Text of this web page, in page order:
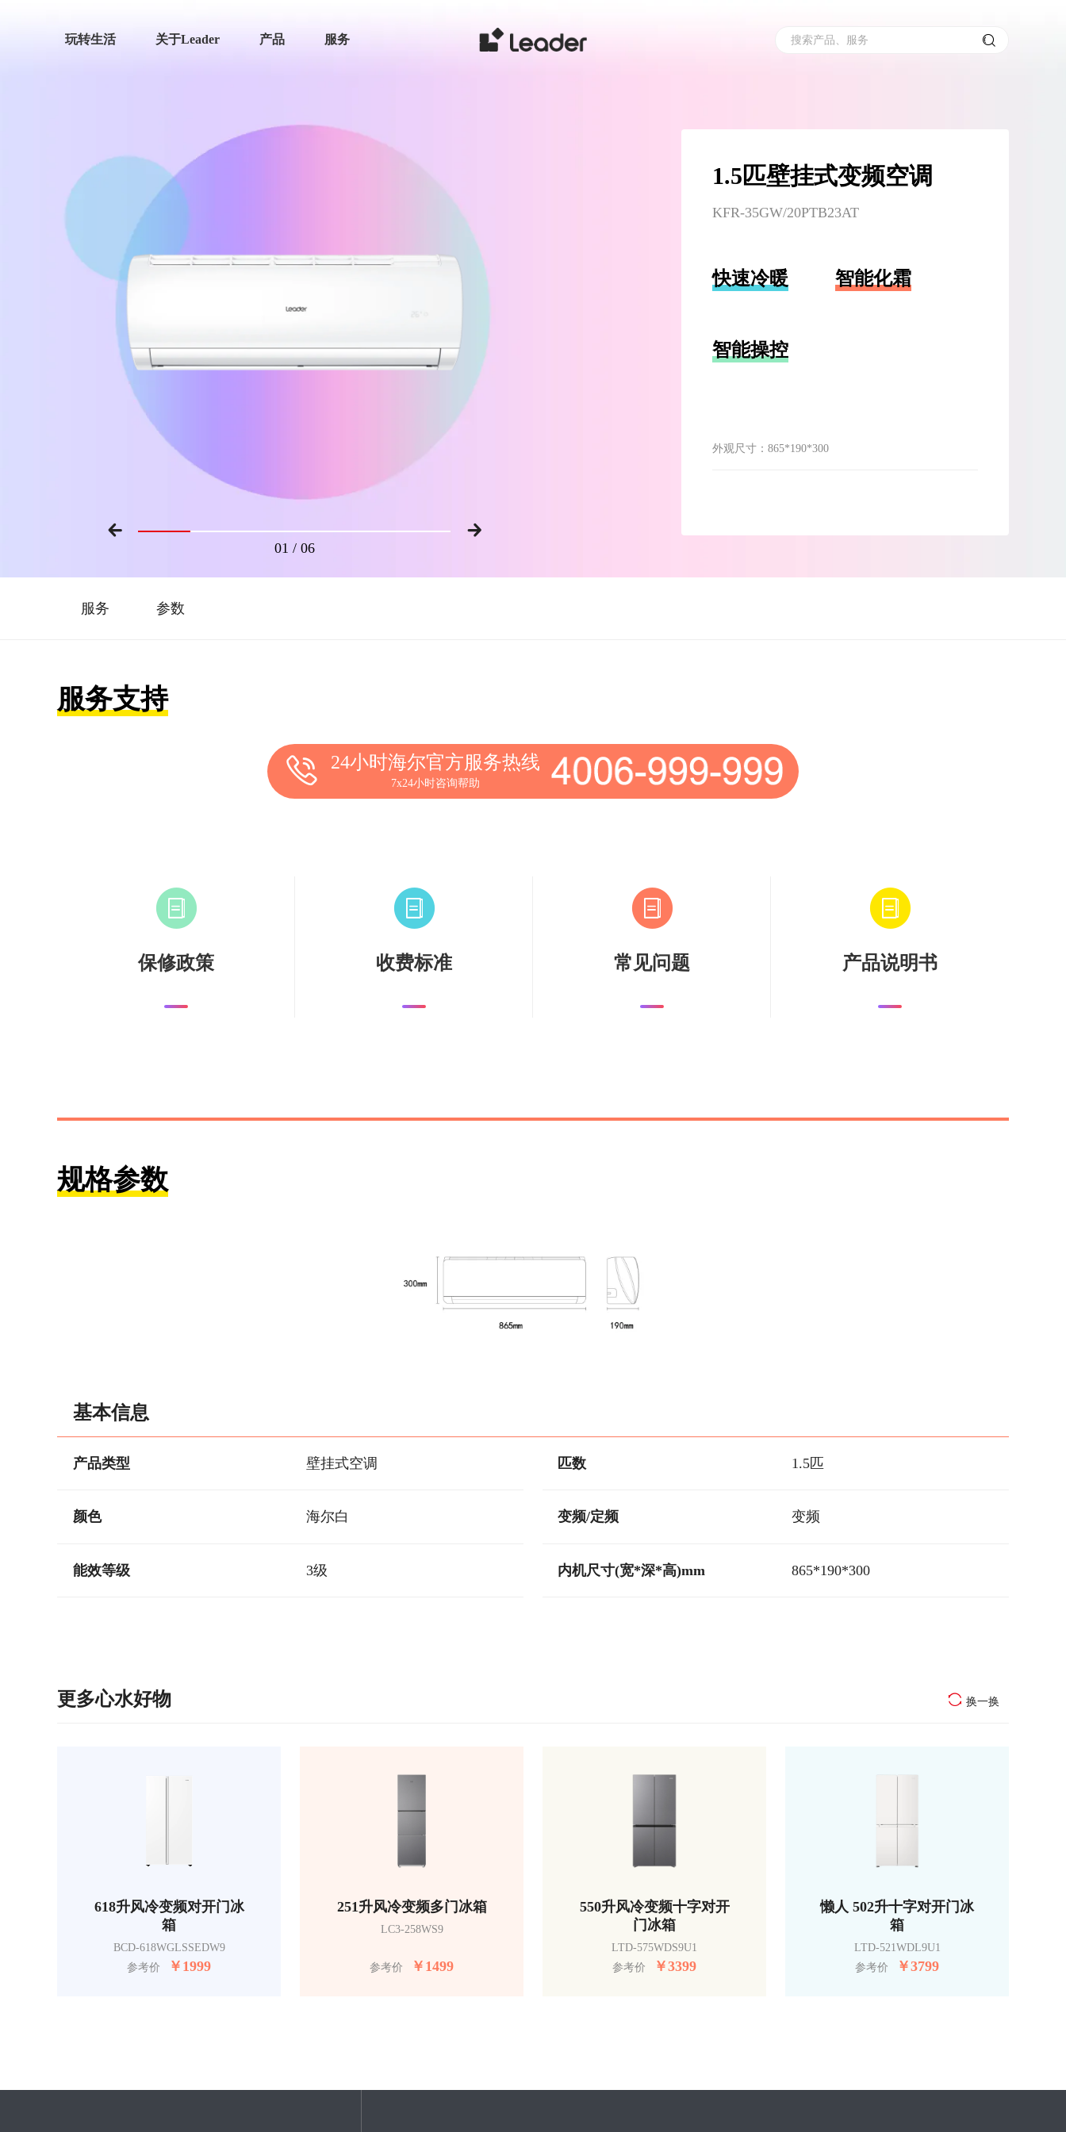
搜索产品、服务
玩转生活 关于Leader 产品 服务
01 / 06
1.5匹壁挂式变频空调
KFR-35GW/20PTB23AT
快速冷暖 智能化霜
智能操控
外观尺寸：865*190*300
服务 参数
服务支持
24小时海尔官方服务热线
7x24小时咨询帮助
保修政策 收费标准 常见问题 产品说明书
规格参数
基本信息
产品类型 壁挂式空调 匹数 1.5匹
颜色 海尔白 变频/定频 变频
能效等级 3级 内机尺寸(宽*深*高)mm 865*190*300
更多心水好物 换一换
618升风冷变频对开门冰
箱
BCD-618WGLSSEDW9
参考价
￥ 1999
251升风冷变频多门冰箱
LC3-258WS9
参考价 ￥ 1499
550升风冷变频十字对开
门冰箱
LTD-575WDS9U1
参考价
￥3399
懒人 502升十字对开门冰
箱
LTD-521WDL9U1
参考价
￥3799